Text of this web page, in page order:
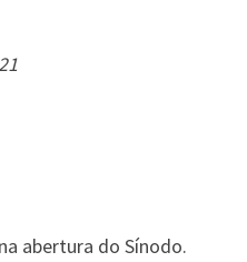
abertura do Sínodo.